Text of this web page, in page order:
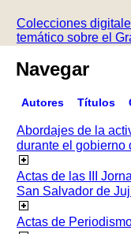
Colecciones
temático sobre el
Navegar
Autores Títulos
Abordajes de la
durante el gobierno
Actas de las III
San Salvador de
Actas de